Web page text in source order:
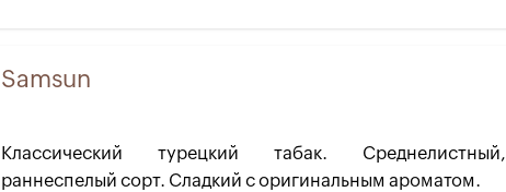
Samsun
Классический турецкий табак. Среднелистный,
раннеспелый сорт. Сладкий с оригинальным ароматом.